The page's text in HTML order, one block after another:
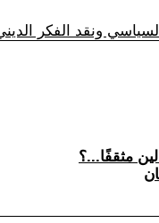
السياسي ونقد الفكر